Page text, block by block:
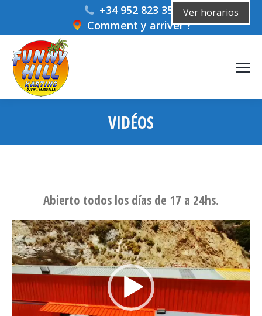
+34 952 823 359
Comment y arriver ?
VIDÉOS
Abierto todos los días de 17 a 24hs.
Video
Player
Ver horarios